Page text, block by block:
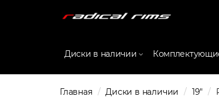
Диски в наличии
Главная Диски в наличии 19"